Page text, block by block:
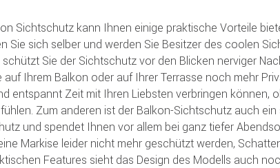
Sichtschutz kann Ihnen einige praktische Vorteile
Sie sich selber und werden Sie Besitzer des coolen
schützt Sie der Sichtschutz vor den Blicken nerviger
auf Ihrem Balkon oder auf Ihrer Terrasse noch mehr
entspannt Zeit mit Ihren Liebsten verbringen können,
Zum anderen ist der Balkon-Sichtschutz auch ein
und spendet Ihnen vor allem bei ganz tiefer
Markise leider nicht mehr geschützt werden,
Features sieht das Design des Modells auch